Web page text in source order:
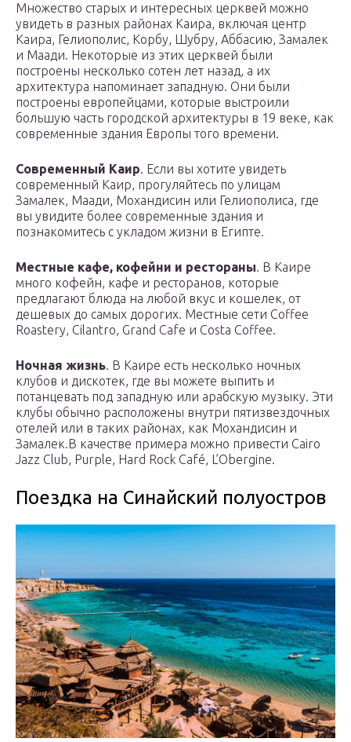
Множество старых и интересных церквей можно
увидеть в разных районах Каира, включая центр
Каира, Гелиополис, Корбу, Шубру, Аббасию, Замалек
и Маади. Некоторые из этих церквей были
построены несколько сотен лет назад, а их
архитектура напоминает западную. Они были
построены европейцами, которые выстроили
большую часть городской архитектуры в 19 веке, как
современные здания Европы того времени.
Современный Каир. Если вы хотите увидеть
современный Каир, прогуляйтесь по улицам
Замалек, Маади, Мохандисин или Гелиополиса, где
вы увидите более современные здания и
познакомитесь с укладом жизни в Египте.
Местные кафе, кофейни и рестораны. В Каире
много кофейн, кафе и ресторанов, которые
предлагают блюда на любой вкус и кошелек, от
дешевых до самых дорогих. Местные сети Coffee
Roastery, Cilantro, Grand Cafe и Costa Coffee.
Ночная жизнь. В Каире есть несколько ночных
клубов и дискотек, где вы можете выпить и
потанцевать под западную или арабскую музыку. Эти
клубы обычно расположены внутри пятизвездочных
отелей или в таких районах, как Мохандисин и
Замалек.В качестве примера можно привести Cairo
Jazz Club, Purple, Hard Rock Café, L’Obergine.
Поездка на Синайский полуостров